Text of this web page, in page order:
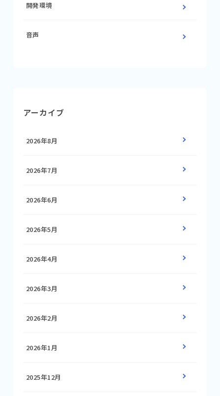
開発環境
音声
アーカイブ
2026年8月
2026年7月
2026年6月
2026年5月
2026年4月
2026年3月
2026年2月
2026年1月
2025年12月